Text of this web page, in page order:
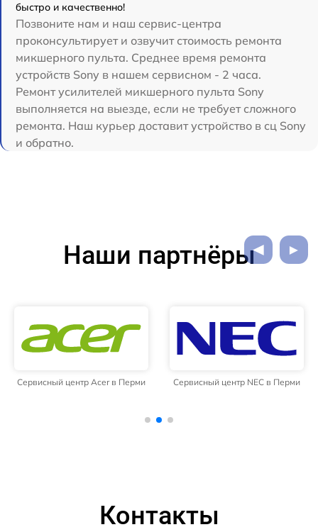
быстро и качественно!
Позвоните нам и наш сервис-центра
проконсультирует и озвучит стоимость ремонта
микшерного пульта. Среднее время ремонта
устройств Sony в нашем сервисном - 2 часа.
Ремонт усилителей микшерного пульта Sony
выполняется на выезде, если не требует сложного
ремонта. Наш курьер доставит устройство в сц Sony
и обратно.
Наши партнёры
Сервисный центр Acer в Перми Сервисный центр NEC в Перми
Контакты